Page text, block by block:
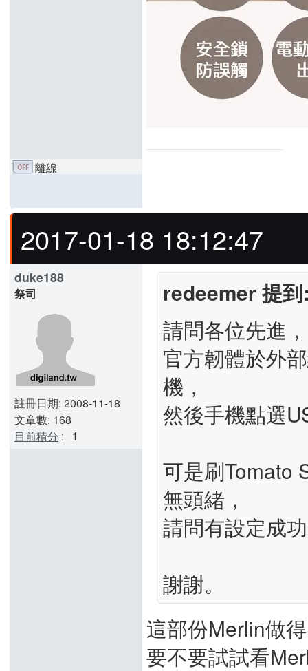
離線
2017-01-18 18:12:47
duke188
祭司
註冊日期: 2008-11-18
文章數: 168
目前積分 : 1
redeemer 提
請問各位先進，
官方韌體於外
機，
然後手機點選
可是刷Tomato
無頭緒，
請問有設定成
謝謝。
這部份Merlin做
要不要試試看